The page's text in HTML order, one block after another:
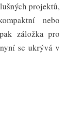
projektů,
nebo
záložka pro
se ukrývá v